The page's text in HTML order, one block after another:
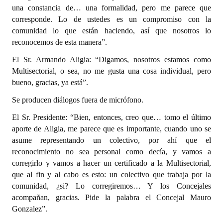
una constancia de… una formalidad, pero me parece que
corresponde. Lo de ustedes es un compromiso con la
comunidad lo que están haciendo, así que nosotros lo
reconocemos de esta manera”.
El Sr. Armando Aligia: “Digamos, nosotros estamos como
Multisectorial, o sea, no me gusta una cosa individual, pero
bueno, gracias, ya está”.
Se producen diálogos fuera de micrófono.
El Sr. Presidente: “Bien, entonces, creo que… tomo el último
aporte de Aligia, me parece que es importante, cuando uno se
asume representando un colectivo, por ahí que el
reconocimiento no sea personal como decía, y vamos a
corregirlo y vamos a hacer un certificado a la Multisectorial,
que al fin y al cabo es esto: un colectivo que trabaja por la
comunidad, ¿si? Lo corregiremos… Y los Concejales
acompañan, gracias. Pide la palabra el Concejal Mauro
Gonzalez”.